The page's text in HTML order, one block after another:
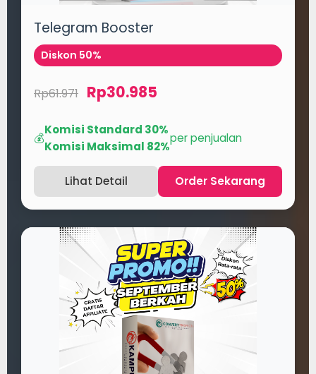
Telegram Booster
Diskon 50%
Rp61.971 Rp30.985
💰
Komisi Standard 30%
Komisi Maksimal 82%
per penjualan
Lihat Detail Order Sekarang